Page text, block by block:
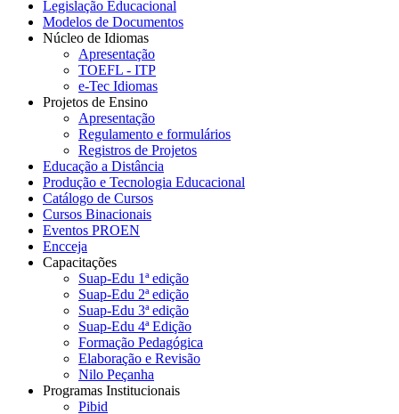
Legislação Educacional
Modelos de Documentos
Núcleo de Idiomas
Apresentação
TOEFL - ITP
e-Tec Idiomas
Projetos de Ensino
Apresentação
Regulamento e formulários
Registros de Projetos
Educação a Distância
Produção e Tecnologia Educacional
Catálogo de Cursos
Cursos Binacionais
Eventos PROEN
Encceja
Capacitações
Suap-Edu 1ª edição
Suap-Edu 2ª edição
Suap-Edu 3ª edição
Suap-Edu 4ª Edição
Formação Pedagógica
Elaboração e Revisão
Nilo Peçanha
Programas Institucionais
Pibid